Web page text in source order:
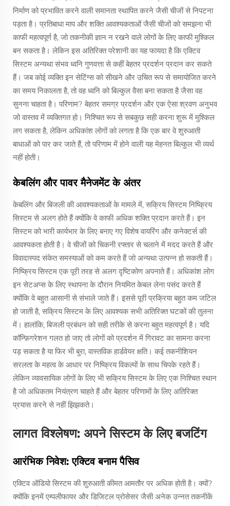
निर्माण को प्रभावित करने वाली समानता स्थापित करने जैसी चीजों से निपटना
पड़ता है। प्रतिबाधा माप और शक्ति आवश्यकताओं जैसी चीजों को समझना भी
काफी महत्वपूर्ण है, जो तकनीकी ज्ञान न रखने वाले लोगों के लिए काफी मुश्किल
बन सकता है। लेकिन इस अतिरिक्त परेशानी का यह फायदा है कि एक्टिव
सिस्टम अन्यथा संभव ध्वनि गुणवत्ता से कहीं बेहतर प्रदर्शन प्रदान कर सकते
हैं। जब कोई व्यक्ति इन सेटिंग्स को सीखने और उचित रूप से समायोजित करने
का समय निकालता है, तो वह ध्वनि को बिल्कुल वैसा बना सकता है जैसा वह
सुनना चाहता है। परिणाम? बेहतर समग्र प्रदर्शन और एक ऐसा श्रवण अनुभव
जो वास्तव में व्यक्तिगत हो। निश्चित रूप से सबकुछ सही करना शुरू में मुश्किल
लग सकता है, लेकिन अधिकांश लोगों को लगता है कि एक बार वे शुरुआती
बाधाओं को पार कर जाते हैं, तो परिणाम में होने वाली यह मेहनत बिल्कुल भी व्यर्थ
नहीं होती।
केबलिंग और पावर मैनेजमेंट के अंतर
केबलिंग और बिजली की आवश्यकताओं के मामले में, सक्रिय सिस्टम निष्क्रिय
सिस्टम से अलग होते हैं क्योंकि वे काफी अधिक शक्ति प्रदान करते हैं। इन
सिस्टम को भारी कार्यभार के लिए बनाए गए विशेष वायरिंग और कनेक्टर्स की
आवश्यकता होती है। वे चीजों को चिकनी रफ्तार से चलाने में मदद करते हैं और
विवादास्पद संकेत समस्याओं को कम करते हैं जो अन्यथा उत्पन्न हो सकती हैं।
निष्क्रिय सिस्टम एक पूरी तरह से अलग दृष्टिकोण अपनाते हैं। अधिकांश लोग
इन सेटअप्स के लिए स्थापना के दौरान नियमित केबल लेना पसंद करते हैं
क्योंकि वे बहुत आसानी से संभाले जाते हैं। इससे पूरी प्रक्रिया बहुत कम जटिल
हो जाती है, सक्रिय सिस्टम के लिए आवश्यक सभी अतिरिक्त घटकों की तुलना
में। हालांकि, बिजली प्रबंधन को सही तरीके से करना बहुत महत्वपूर्ण है। यदि
कॉन्फ़िगरेशन गलत हो जाए तो लोगों को प्रदर्शन में गिरावट का सामना करना
पड़ सकता है या फिर भी बुरा, वास्तविक हार्डवेयर क्षति। कई तकनीशियन
सरलता के महत्व के आधार पर निष्क्रिय विकल्पों के साथ चिपके रहते हैं।
लेकिन व्यावसायिक लोगों के लिए भी सक्रिय सिस्टम के लिए एक निश्चित स्थान
है जो अधिकतम नियंत्रण चाहते हैं और बेहतर परिणामों के लिए अतिरिक्त
प्रयास करने से नहीं झिझकते।
लागत विश्लेषण: अपने सिस्टम के लिए बजटिंग
आरंभिक निवेश: एक्टिव बनाम पैसिव
एक्टिव ऑडियो सिस्टम की शुरुआती कीमत आमतौर पर अधिक होती है। क्यों?
क्योंकि इनमें एम्पलीफायर और डिजिटल प्रोसेसर जैसी अनेक उन्नत तकनीकें